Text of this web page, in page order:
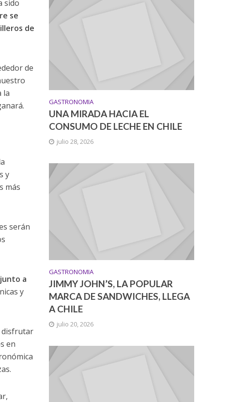
sido
se
de
de
la
y
más
serán
a
y
disfrutar
en
GASTRONOMIA
UNA MIRADA HACIA EL
CONSUMO DE LECHE EN CHILE
julio 28, 2026
GASTRONOMIA
JIMMY JOHN’S, LA POPULAR
MARCA DE SANDWICHES, LLEGA
A CHILE
julio 20, 2026